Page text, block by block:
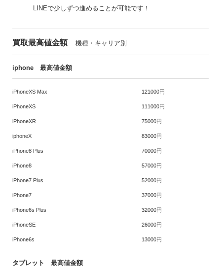
LINEで少しずつ進めることが可能です！
買取最高値金額 機種・キャリア別
iphone 最高値金額
iPhoneXS Max
iPhoneXS
iPhoneXR
iphoneX
iPhone8 Plus
iPhone8
iPhone7 Plus
iPhone7
iPhone6s Plus
iPhoneSE
iPhone6s
121000円
111000円
75000円
83000円
70000円
57000円
52000円
37000円
32000円
26000円
13000円
タブレット 最高値金額